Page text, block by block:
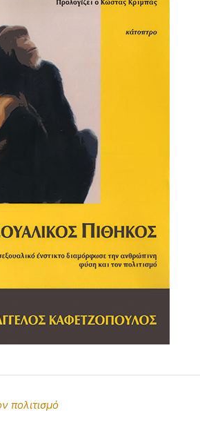
πολιτισμό